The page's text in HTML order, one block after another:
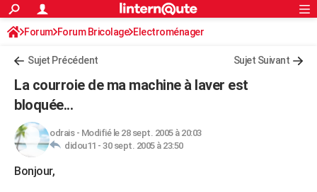
ACTUALITÉS
Politique
Société
Faits Divers
Education
Monde
Villes
+
Programme TV
TNTStreaming
Cinéma
Sorties cinéma
Musique
+FINANCE
Retraite
Impôts
Epargne
Immobilier
Risques naturels par ville
Banque
Assurance
Crédit
AUTO
Essais
Réserver un essai
Citadines
Berlines
SUV
Forum auto
HIGH-TECH
S'inscrire
Connexion
Forum Forum Bricolage Electroménager
Sujet Précédent Sujet Suivant
La courroie de ma machine à laver est
bloquée...
odrais- Modifié le 28 sept. 2005 à 20:03
didou11 - 30 sept. 2005 à 23:50
Bonjour,